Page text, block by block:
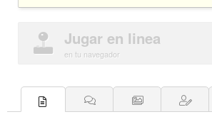
Jugar en linea
en tu navegador